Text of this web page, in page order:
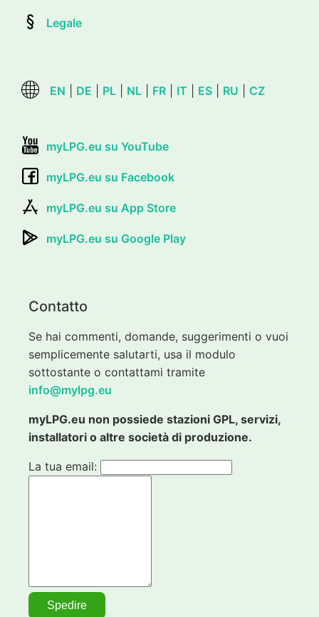
Legale
EN DE PL NL FR IT ES RU CZ
myLPG.eu su YouTube
myLPG.eu su Facebook
myLPG.eu su App Store
myLPG.eu su Google Play
Contatto
Se hai commenti, domande, suggerimenti o vuoi
semplicemente salutarti, usa il modulo
sottostante o contattami tramite
info@mylpg.eu
myLPG.eu non possiede stazioni GPL, servizi,
installatori o altre società di produzione.
La tua email: